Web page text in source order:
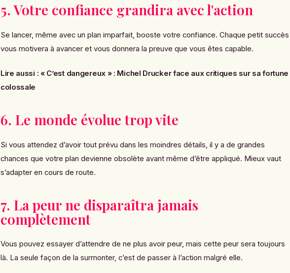
5. Votre confiance grandira avec l'action
Se lancer, même avec un plan imparfait, booste votre confiance. Chaque petit succès
vous motivera à avancer et vous donnera la preuve que vous êtes capable.
Lire aussi : « C’est dangereux » : Michel Drucker face aux critiques sur sa fortune
colossale
6. Le monde évolue trop vite
Si vous attendez d’avoir tout prévu dans les moindres détails, il y a de grandes
chances que votre plan devienne obsolète avant même d’être appliqué. Mieux vaut
s’adapter en cours de route.
7. La peur ne disparaîtra jamais
complètement
Vous pouvez essayer d’attendre de ne plus avoir peur, mais cette peur sera toujours
là. La seule façon de la surmonter, c’est de passer à l’action malgré elle.